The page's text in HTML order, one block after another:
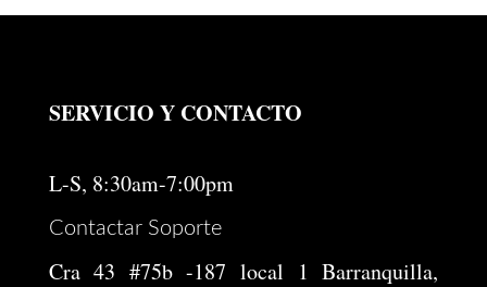
SERVICIO Y CONTACTO
L-S, 8:30am-7:00pm
Contactar Soporte
Cra 43 #75b -187 local 1 Barranquilla,